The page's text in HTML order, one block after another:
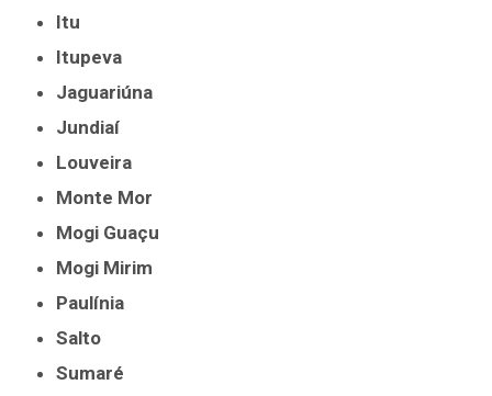
Itu
Itupeva
Jaguariúna
Jundiaí
Louveira
Monte Mor
Mogi Guaçu
Mogi Mirim
Paulínia
Salto
Sumaré